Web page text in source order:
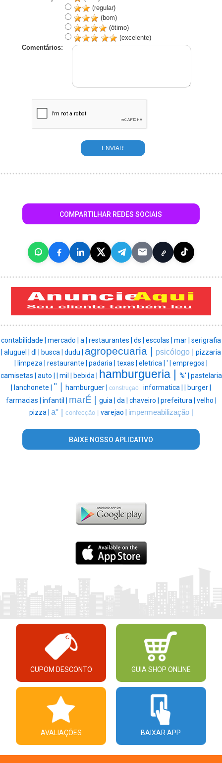
(regular)
(bom)
(ótimo)
(excelente)
Comentários:
COMPARTILHAR REDES SOCIAIS
contabilidade | mercado | a | restaurantes | ds | escolas | mar | serigrafia
| aluguel | dl | busca | dudu | agropecuaria | psicólogo | pizzaria
| limpeza | restaurante | padaria | texas | eletrica | ' | empregos |
camisetas | auto | | mil | bebida | hamburgueria | %' | pastelaria
| lanchonete | " | hamburguer | construçao | informatica | | burger |
farmacias | infantil | marÉ | guia | da | chaveiro | prefeitura | velho |
pizza | a" | confecção | varejao | impermeabilização |
BAIXE NOSSO APLICATIVO
CUPOM DESCONTO GUIA SHOP ONLINE
AVALIAÇÕES BAIXAR APP